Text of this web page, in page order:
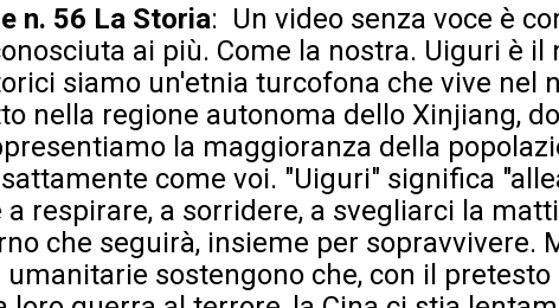
n. 56 La Storia: Un video senza voce è
ai più. Come la nostra. Uiguri è il
siamo un'etnia turcofona che vive nel
nella regione autonoma dello Xinjiang,
la maggioranza della
come voi. "Uiguri" significa
respirare, a sorridere, a svegliarci la
che seguirà, insieme per sopravvivere.
sostengono che, con il